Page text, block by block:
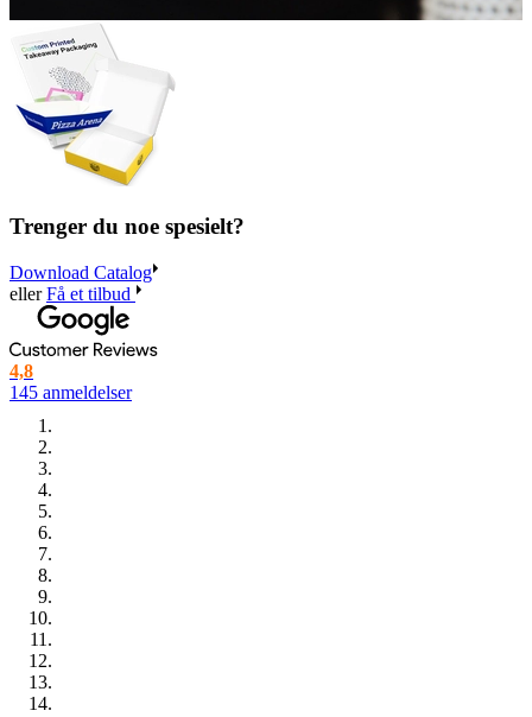
Hvis du ønsker å skille deg ut i det overfylte markedet og samtidig
bidra til et grønnere miljø, er biologisk nedbrytbare♻️ isbeger med
trykk svaret.
I stedet for et vanlig PE-belegg har disse isbegrene et vannbasert
belegg som gjør dem biologisk nedbrytbare, og sertifisert som
resirkulerbare.
Dette vannbaserte belegget er dog en veldig ny form for teknologi,
Trenger du noe spesielt?
Download Catalog
ellerFå et tilbud
4,8
145 anmeldelser